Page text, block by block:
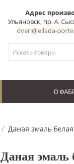
Адрес
Ульяновск, пр. А.
dveri@ellada-
О
/ Даная эмаль белая
Даная эмаль